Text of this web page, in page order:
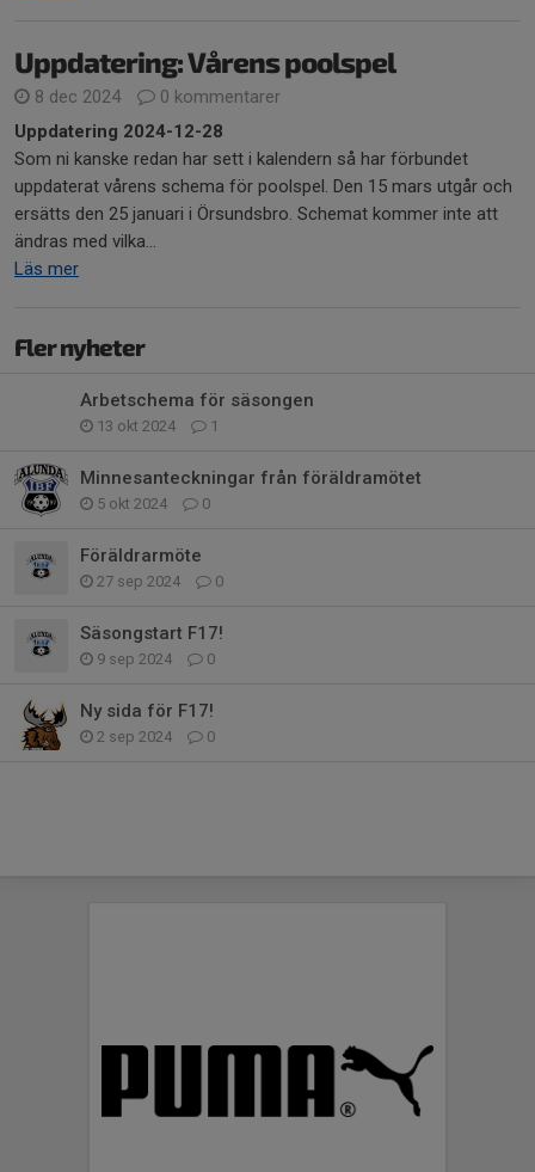
Uppdatering: Vårens poolspel
8 dec 2024
0 kommentarer
Uppdatering 2024-12-28
Som ni kanske redan har sett i kalendern så har förbundet
uppdaterat vårens schema för poolspel. Den 15 mars utgår och
ersätts den 25 januari i Örsundsbro. Schemat kommer inte att
ändras med vilka...
Läs mer
Fler nyheter
Arbetschema för säsongen
13 okt 2024 1
Minnesanteckningar från föräldramötet
5 okt 2024 0
Föräldrarmöte
27 sep 2024 0
Säsongstart F17!
9 sep 2024 0
Ny sida för F17!
2 sep 2024 0